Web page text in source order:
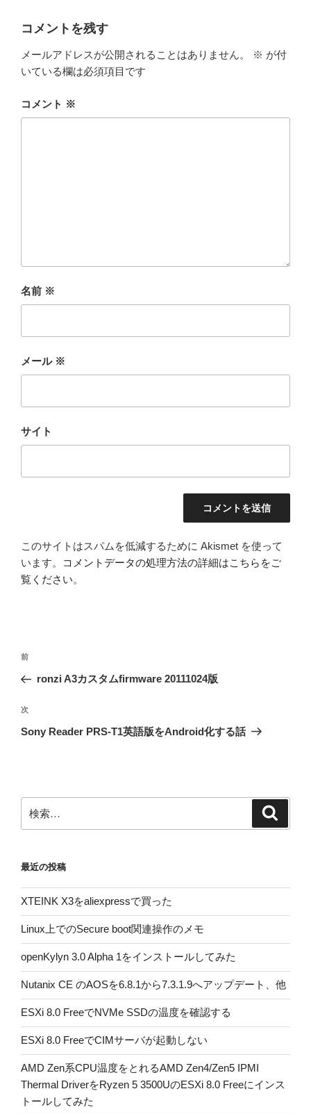
コメントを残す
メールアドレスが公開されることはありません。 ※ が付
いている欄は必須項目です
コメント ※
名前 ※
メール ※
サイト
このサイトはスパムを低減するために Akismet を使って
います。
コメントデータの処理方法の詳細はこちらをご
覧ください。
投
ナ
ビ
ゲ
ン
前
の
稿
前
ronzi A3カスタムfirmware 20111024版
次
の
次
Sony Reader PRS-T1英語版をAndroid化する話
索:
最近の投稿
XTEINK X3をaliexpressで買った
Linux上でのSecure boot関連操作のメモ
openKylyn 3.0 Alpha 1をインストールしてみた
Nutanix CE のAOSを6.8.1から7.3.1.9へアップデート、他
ESXi 8.0 FreeでNVMe SSDの温度を確認する
ESXi 8.0 FreeでCIMサーバが起動しない
AMD Zen系CPU温度をとれるAMD Zen4/Zen5 IPMI
Thermal DriverをRyzen 5 3500UのESXi 8.0 Freeにインス
トールしてみた